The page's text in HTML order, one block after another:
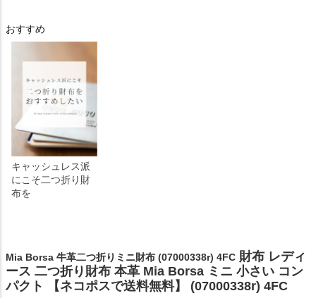
おすすめ
キャッシュレス派
にこそ二つ折り財
布を
Mia Borsa 牛革二つ折りミニ財布 (07000338r) 4FC 財布 レディ
ース 二つ折り財布 本革 Mia Borsa ミニ 小さい コン
パクト 【ネコポスで送料無料】 (07000338r) 4FC